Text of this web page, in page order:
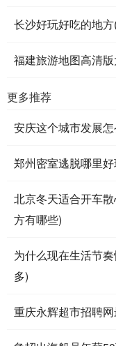
长沙好玩好吃的地
福建旅游地图高清
更多推荐
安庆这个城市发展
郑州密室逃脱哪里
北京冬天适合开车
方有哪些)
为什么现在生活节
多)
重庆永辉超市招聘